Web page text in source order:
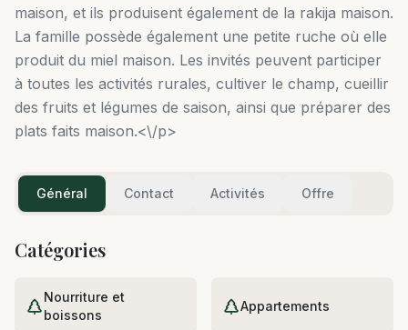
maison, et ils produisent également de la rakija maison.
La famille possède également une petite ruche où elle
produit du miel maison. Les invités peuvent participer
à toutes les activités rurales, cultiver le champ, cueillir
des fruits et légumes de saison, ainsi que préparer des
plats faits maison.<\/p>
Général Contact Activités Offre
Catégories
Nourriture et
boissons
Appartements